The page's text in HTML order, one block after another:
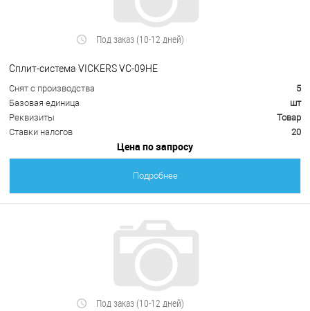
Под заказ (10-12 дней)
Сплит-система VICKERS VC-09HE
Снят с производства
5
Базовая единица
шт
Реквизиты
Товар
Ставки налогов
20
Цена по запросу
Подробнее
Под заказ (10-12 дней)